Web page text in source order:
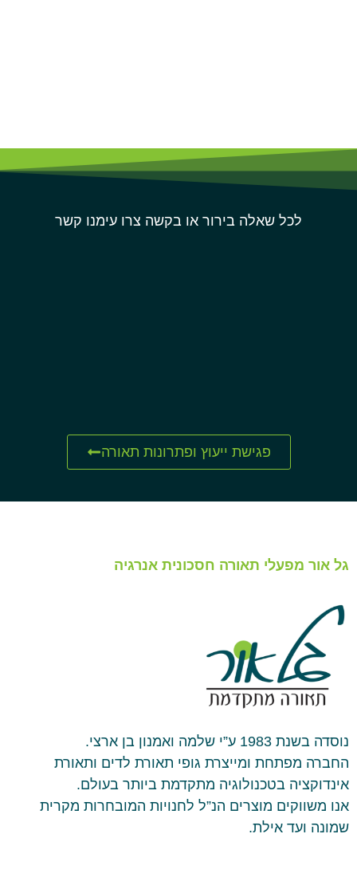
לכל שאלה בירור או בקשה צרו עימנו קשר
פגישת ייעוץ ופתרונות תאורה
גל אור מפעלי תאורה חסכונית אנרגיה
נוסדה בשנת 1983 ע”י שלמה ואמנון בן ארצי.
החברה מפתחת ומייצרת גופי תאורת לדים ותאורת
אינדוקציה בטכנולוגיה מתקדמת ביותר בעולם.
אנו משווקים מוצרים הנ”ל לחנויות המובחרות מקרית
שמונה ועד אילת.